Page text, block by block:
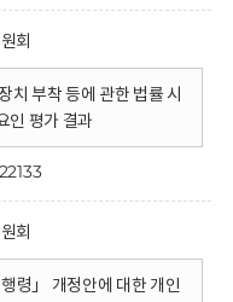
회
치 부착 등에 관한 법률 시
인 평가 결과
22133
회
령」 개정안에 대한 개인